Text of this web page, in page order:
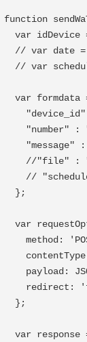
function
  var idDevice = "xxx"; // Ganti dengan ID perangkat Anda
  var formdata = {
  var requestOptions = {
    method: 'POST',
  var response = UrlFetchApp.fetch("https://app.whacenter.com/api/send", requestOptions);